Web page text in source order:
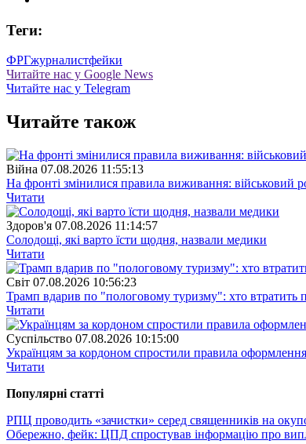
Теги:
ФРГжурналистфейки
Читайте нас у Google News
Читайте нас у Telegram
Читайте також
Війна 07.08.2026 11:55:13
На фронті змінилися правила виживання: військовий
Читати
Здоров'я 07.08.2026 11:14:57
Солодощі, які варто їсти щодня, назвали медики
Читати
Свiт 07.08.2026 10:56:23
Трамп вдарив по "пологовому туризму": хто
Читати
Суспiльство 07.08.2026 10:15:00
Українцям за кордоном спростили правила оформлення
Читати
Популярнi статтi
РПЦ проводить «зачистки» серед священників на
Обережно, фейк: ЦПД спростував інформацію про